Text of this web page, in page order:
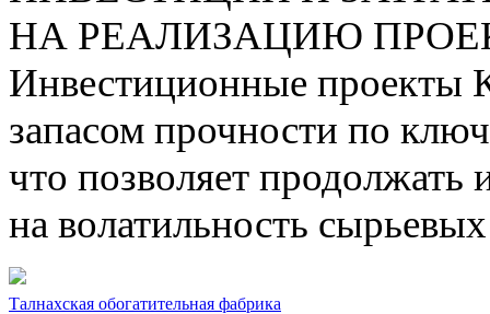
НА РЕАЛИЗАЦИЮ
Инвестиционные проекты
запасом прочности по
что позволяет продолжать
на волатильность
Талнахская обогатительная фабрика